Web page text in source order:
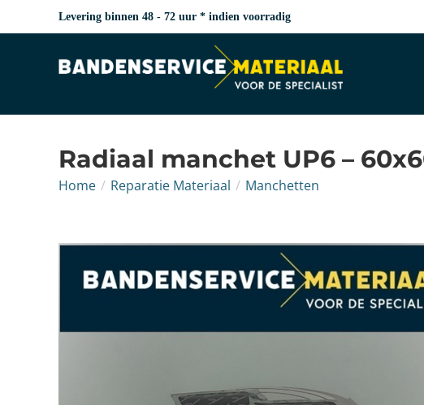
Levering binnen 48 - 72 uur * indien voorradig
Radiaal manchet UP6 –
Home / Reparatie Materiaal / Manchetten